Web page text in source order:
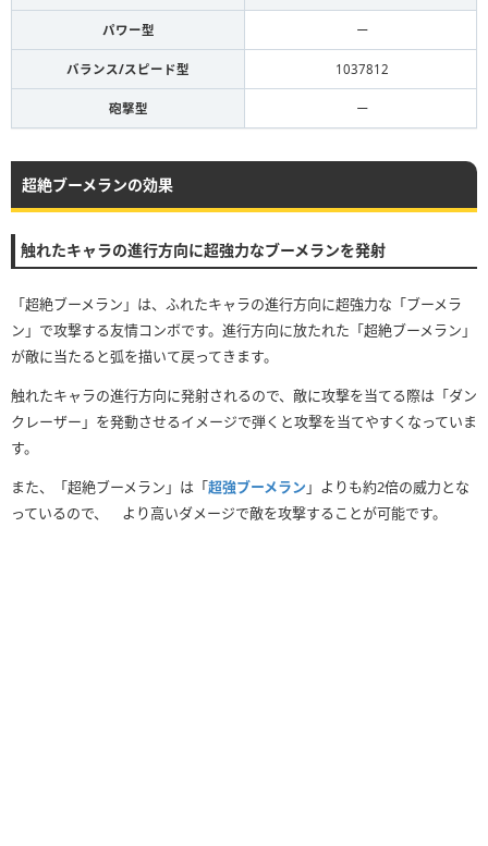
パワー型 ー
バランス/スピード型 1037812
砲撃型 ー
超絶ブーメランの効果
触れたキャラの進行方向に超強力なブーメランを発射
「超絶ブーメラン」は、ふれたキャラの進行方向に超強力な「ブーメラ
ン」で攻撃する友情コンボです。進行方向に放たれた「超絶ブーメラン」
が敵に当たると弧を描いて戻ってきます。
触れたキャラの進行方向に発射されるので、敵に攻撃を当てる際は「ダン
クレーザー」を発動させるイメージで弾くと攻撃を当てやすくなっていま
す。
また、「超絶ブーメラン」は「超強ブーメラン 」よりも約2倍の威力とな
っているので、 より高いダメージで敵を攻撃することが可能です。